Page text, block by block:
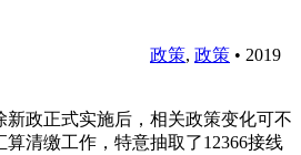
政策, 政策 • 2019
新政正式实施后，相关政策变化可不
清缴工作，特意抽取了12366接线